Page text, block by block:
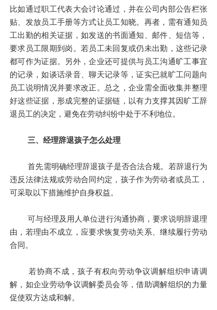
比如通过职工代表大会讨论通过，并在公司内部公告栏张
贴、发放员工手册等方式让员工知晓。再者，需有通知员
工出勤的相关证据，如发送的书面通知、邮件、短信等，
要求员工限期到岗。若员工未回复或仍未出勤，这些记录
都可作为证据。另外，企业还可提供与员工沟通旷工事宜
的记录，如谈话录音、聊天记录等，证实已就旷工问题向
员工说明情况并要求改正。总之，企业需全面收集并整理
好这些证据，形成完整的证据链，以有力支撑其因旷工辞
退员工的决定，避免在劳动纠纷中处于不利地位。
三、经理辞退孩子怎么处理
首先需明确经理辞退孩子是否合法合规。若辞退行为
违反法律法规或劳动合同约定，孩子作为劳动者或员工，
可采取以下措施维护自身权益。
可与经理及用人单位进行沟通协商，要求说明辞退理
由，若理由不成立，应要求恢复劳动关系、继续履行劳动
合同。
若协商不成，孩子有权向劳动争议调解组织申请调
解，如企业劳动争议调解委员会等，借助调解组织的力量
促使双方达成和解。